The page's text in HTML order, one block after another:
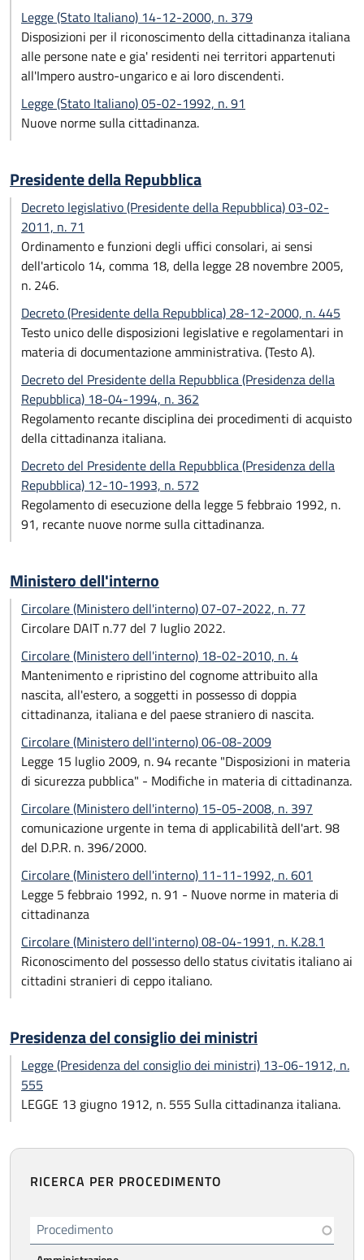
Legge (Stato Italiano) 14-12-2000, n. 379
Disposizioni per il riconoscimento della cittadinanza italiana
alle persone nate e gia' residenti nei territori appartenuti
all'Impero austro-ungarico e ai loro discendenti.
Legge (Stato Italiano) 05-02-1992, n. 91
Nuove norme sulla cittadinanza.
Presidente della Repubblica
Decreto legislativo (Presidente della Repubblica) 03-02-
2011, n. 71
Ordinamento e funzioni degli uffici consolari, ai sensi
dell'articolo 14, comma 18, della legge 28 novembre 2005,
n. 246.
Decreto (Presidente della Repubblica) 28-12-2000, n. 445
Testo unico delle disposizioni legislative e regolamentari in
materia di documentazione amministrativa. (Testo A).
Decreto del Presidente della Repubblica (Presidenza della
Repubblica) 18-04-1994, n. 362
Regolamento recante disciplina dei procedimenti di acquisto
della cittadinanza italiana.
Decreto del Presidente della Repubblica (Presidenza della
Repubblica) 12-10-1993, n. 572
Regolamento di esecuzione della legge 5 febbraio 1992, n.
91, recante nuove norme sulla cittadinanza.
Ministero dell'interno
Circolare (Ministero dell'interno) 07-07-2022, n. 77
Circolare DAIT n.77 del 7 luglio 2022.
Circolare (Ministero dell'interno) 18-02-2010, n. 4
Mantenimento e ripristino del cognome attribuito alla
nascita, all'estero, a soggetti in possesso di doppia
cittadinanza, italiana e del paese straniero di nascita.
Circolare (Ministero dell'interno) 06-08-2009
Legge 15 luglio 2009, n. 94 recante "Disposizioni in materia
di sicurezza pubblica" - Modifiche in materia di cittadinanza.
Circolare (Ministero dell'interno) 15-05-2008, n. 397
comunicazione urgente in tema di applicabilità dell'art. 98
del D.P.R. n. 396/2000.
Circolare (Ministero dell'interno) 11-11-1992, n. 601
Legge 5 febbraio 1992, n. 91 - Nuove norme in materia di
cittadinanza
Circolare (Ministero dell'interno) 08-04-1991, n. K.28.1
Riconoscimento del possesso dello status civitatis italiano ai
cittadini stranieri di ceppo italiano.
Presidenza del consiglio dei ministri
Legge (Presidenza del consiglio dei ministri) 13-06-1912, n.
555
LEGGE 13 giugno 1912, n. 555 Sulla cittadinanza italiana.
RICERCA PER PROCEDIMENTO
Procedimento